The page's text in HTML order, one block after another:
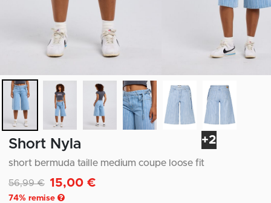
+2
Short Nyla
short bermuda taille medium coupe loose fit
Remise de
56,99 €à 15,00 €
74% remise